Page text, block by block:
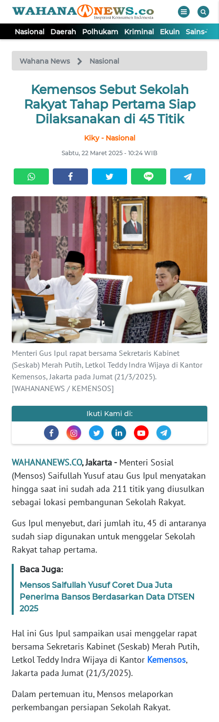
Nasional Daerah Polhukam Kriminal Ekuin Sains-
Wahana News Nasional
Kemensos Sebut Sekolah
Rakyat Tahap Pertama Siap
Dilaksanakan di 45 Titik
Kiky - Nasional
Sabtu, 22 Maret 2025 - 10:24 WIB
Menteri Gus Ipul rapat bersama Sekretaris Kabinet
(Seskab) Merah Putih, Letkol Teddy Indra Wijaya di Kantor
Kemensos, Jakarta pada Jumat (21/3/2025).
[WAHANANEWS / KEMENSOS]
Ikuti Kami di:
WAHANANEWS.CO, Jakarta -Menteri Sosial
(Mensos) Saifullah Yusuf atau Gus Ipul menyatakan
hingga saat ini sudah ada 211 titik yang diusulkan
sebagai lokasi pembangunan Sekolah Rakyat.
Gus Ipul menyebut, dari jumlah itu, 45 di antaranya
sudah siap digunakan untuk menggelar Sekolah
Rakyat tahap pertama.
Baca Juga:
Mensos Saifullah Yusuf Coret Dua Juta
Penerima Bansos Berdasarkan Data DTSEN
2025
Hal ini Gus Ipul sampaikan usai menggelar rapat
bersama Sekretaris Kabinet (Seskab) Merah Putih,
Letkol Teddy Indra Wijaya di Kantor Kemensos,
Jakarta pada Jumat (21/3/2025).
Dalam pertemuan itu, Mensos melaporkan
perkembangan persiapan Sekolah Rakyat.
TV
Tutup
NASIONAL
DAERAH
KRIMINAL
EKUIN
SAINS-TEKNO
KESEHATAN
INTERNASIONAL
SERBA-SERBI
PENDIDIKAN
OLAHRAGA
OPINI
Informasi
INDEKS
BERITA
KONTAK
INFO
IKLAN
TENTANG
KAMI
PEDOMAN
SIBER
REDAKSI
DISCLAIMER